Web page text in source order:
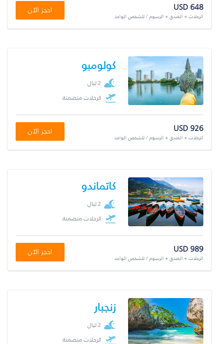
USD 648
الرحلات + الفندق + الرسوم / للشخص الواحد
احجز الآن
كولومبو
2 ليال
الرحلات متضمنة
USD 926
الرحلات + الفندق + الرسوم / للشخص الواحد
احجز الآن
كاتماندو
2 ليال
الرحلات متضمنة
USD 989
الرحلات + الفندق + الرسوم / للشخص الواحد
احجز الآن
زنجبار
2 ليال
الرحلات متضمنة